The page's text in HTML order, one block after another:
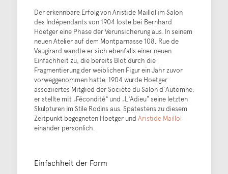
Der erkennbare Erfolg von Aristide Maillol im Salon
des Indépendants von 1904 löste bei Bernhard
Hoetger eine Phase der Verunsicherung aus. In seinem
neuen Atelier auf dem Montparnasse 108, Rue de
Vaugirard wandte er sich ebenfalls einer neuen
Einfachheit zu, die bereits Blot durch die
Fragmentierung der weiblichen Figur ein Jahr zuvor
vorweggenommen hatte. 1904 wurde Hoetger
assoziiertes Mitglied der Société du Salon d’Automne;
er stellte mit „Fécondité“ und „L‘Adieu“ seine letzten
Skulpturen im Stile Rodins aus. Spätestens zu diesem
Zeitpunkt begegneten Hoetger und Aristide Maillol
einander persönlich.
Einfachheit der Form